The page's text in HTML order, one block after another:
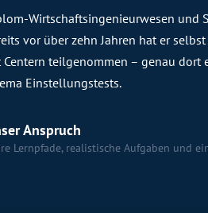
Wirtschaftsingenieurwesen und
vor über zehn Jahren hat er
Centern teilgenommen – genau
Einstellungstests.
Anspruch
Lernpfade, realistische Aufgaben und